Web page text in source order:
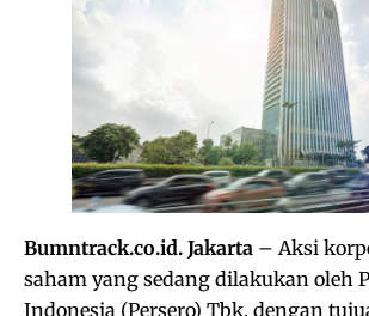
Bumntrack.co.id. Jakarta – Aksi
saham yang sedang dilakukan oleh
Indonesia (Persero) Tbk. dengan